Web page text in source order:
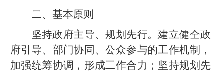
二、基本原则
坚持政府主导、规划先行。建立健全政
府引导、部门协同、公众参与的工作机制，
加强统筹协调，形成工作合力；坚持规划先